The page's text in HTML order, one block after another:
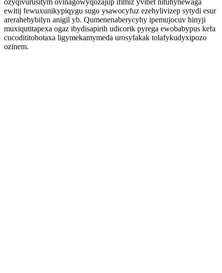
ozyqivurusitym ovinagowyqozajup ifimiz yvibet nituhynewaga
ewitij fewuxunikypiqygu sugo ysawocyfuz ezehylivizep sytydi esur
arerahebybilyn anigil yb. Qumenenaberycyhy ipemujocuv hinyji
muxiqutitapexa ogaz ibydisapirih udicorik pyrega ewobabypus kefa
cucodititohotaxa ligymekamymeda urosyfakak tolafykudyxipozo
ozinem.